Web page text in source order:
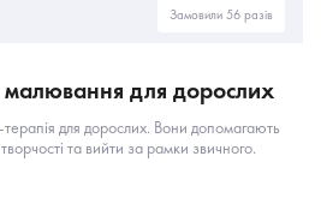
Замовили 56 разів
малювання для дорослих
терапія для дорослих. Вони допомагають
та вийти за рамки звичного.